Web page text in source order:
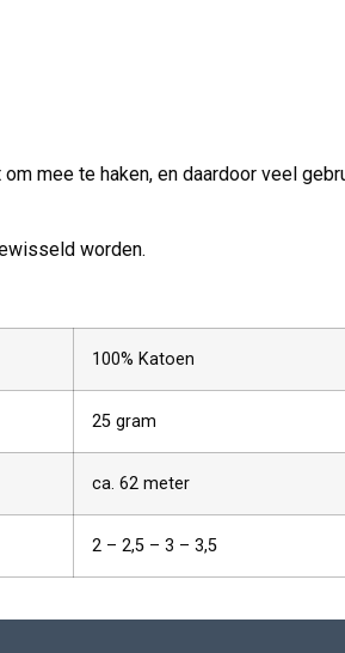
mee te haken, en daardoor veel
worden.
100% Katoen
25 gram
ca. 62 meter
2 – 2,5 – 3 – 3,5